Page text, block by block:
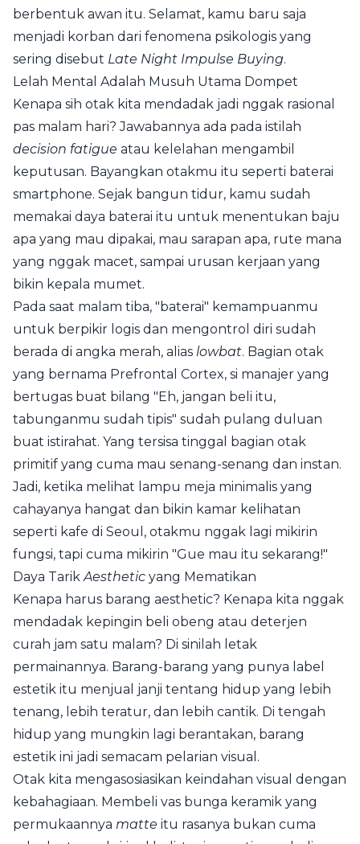
berbentuk awan itu. Selamat, kamu baru saja
menjadi korban dari fenomena psikologis yang
sering disebut Late Night Impulse Buying.
Lelah Mental Adalah Musuh Utama Dompet
Kenapa sih otak kita mendadak jadi nggak rasional
pas malam hari? Jawabannya ada pada istilah
decision fatigue atau kelelahan mengambil
keputusan. Bayangkan otakmu itu seperti baterai
smartphone. Sejak bangun tidur, kamu sudah
memakai daya baterai itu untuk menentukan baju
apa yang mau dipakai, mau sarapan apa, rute mana
yang nggak macet, sampai urusan kerjaan yang
bikin kepala mumet.
Pada saat malam tiba, "baterai" kemampuanmu
untuk berpikir logis dan mengontrol diri sudah
berada di angka merah, alias lowbat. Bagian otak
yang bernama Prefrontal Cortex, si manajer yang
bertugas buat bilang "Eh, jangan beli itu,
tabunganmu sudah tipis" sudah pulang duluan
buat istirahat. Yang tersisa tinggal bagian otak
primitif yang cuma mau senang-senang dan instan.
Jadi, ketika melihat lampu meja minimalis yang
cahayanya hangat dan bikin kamar kelihatan
seperti kafe di Seoul, otakmu nggak lagi mikirin
fungsi, tapi cuma mikirin "Gue mau itu sekarang!"
Daya TarikAesthetic yang Mematikan
Kenapa harus barang aesthetic? Kenapa kita nggak
mendadak kepingin beli obeng atau deterjen
curah jam satu malam? Di sinilah letak
permainannya. Barang-barang yang punya label
estetik itu menjual janji tentang hidup yang lebih
tenang, lebih teratur, dan lebih cantik. Di tengah
hidup yang mungkin lagi berantakan, barang
estetik ini jadi semacam pelarian visual.
Otak kita mengasosiasikan keindahan visual dengan
kebahagiaan. Membeli vas bunga keramik yang
permukaannya matte itu rasanya bukan cuma